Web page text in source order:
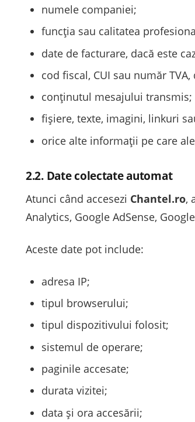
numele companiei;
funcția sau calitatea
date de facturare, dacă este
cod fiscal, CUI sau număr TVA,
conținutul mesajului transmis;
fișiere, texte, imagini, linkuri
orice alte informații pe care
2.2. Date colectate automat
Atunci când accesezi Chantel.ro,
Analytics, Google AdSense,
Aceste date pot include:
adresa IP;
tipul browserului;
tipul dispozitivului folosit;
sistemul de operare;
paginile accesate;
durata vizitei;
data și ora accesării;